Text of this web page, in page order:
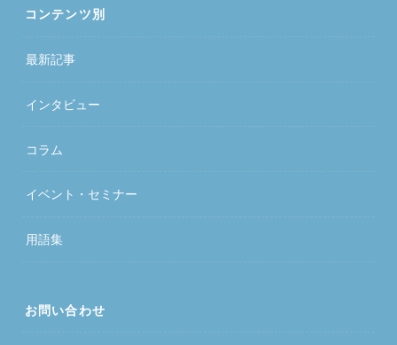
コンテンツ別
最新記事
インタビュー
コラム
イベント・セミナー
用語集
お問い合わせ